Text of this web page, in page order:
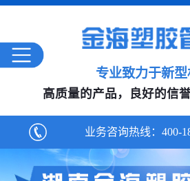
专业致力于新型
高质量的产品，良好的信
业务咨询热线： 400-